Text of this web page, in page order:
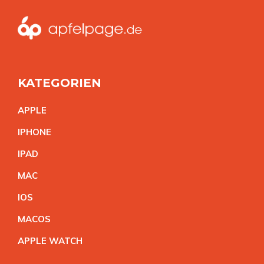
KATEGORIEN
APPLE
IPHONE
IPAD
MAC
IOS
MACOS
APPLE WATCH